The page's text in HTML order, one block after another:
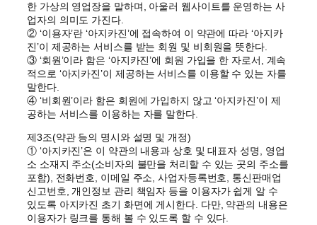
한 가상의 영업장을 말하며, 아울러 웹사이트를 운영하는 사
업자의 의미도 가진다.
② ‘이용자’란 ‘아지카진’에 접속하여 이 약관에 따라 ‘아지카
진’이 제공하는 서비스를 받는 회원 및 비회원을 뜻한다.
③ ‘회원’이라 함은 ‘아지카진’에 회원 가입을 한 자로서, 계속
적으로 ‘아지카진’이 제공하는 서비스를 이용할 수 있는 자를
말한다.
④ ‘비회원’이라 함은 회원에 가입하지 않고 ‘아지카진’이 제
공하는 서비스를 이용하는 자를 말한다.
제3조(약관 등의 명시와 설명 및 개정)
① ‘아지카진’은 이 약관의 내용과 상호 및 대표자 성명, 영업
소 소재지 주소(소비자의 불만을 처리할 수 있는 곳의 주소를
포함), 전화번호, 이메일 주소, 사업자등록번호, 통신판매업
신고번호, 개인정보 관리 책임자 등을 이용자가 쉽게 알 수
있도록 아지카진 초기 화면에 게시한다. 다만, 약관의 내용은
이용자가 링크를 통해 볼 수 있도록 할 수 있다.